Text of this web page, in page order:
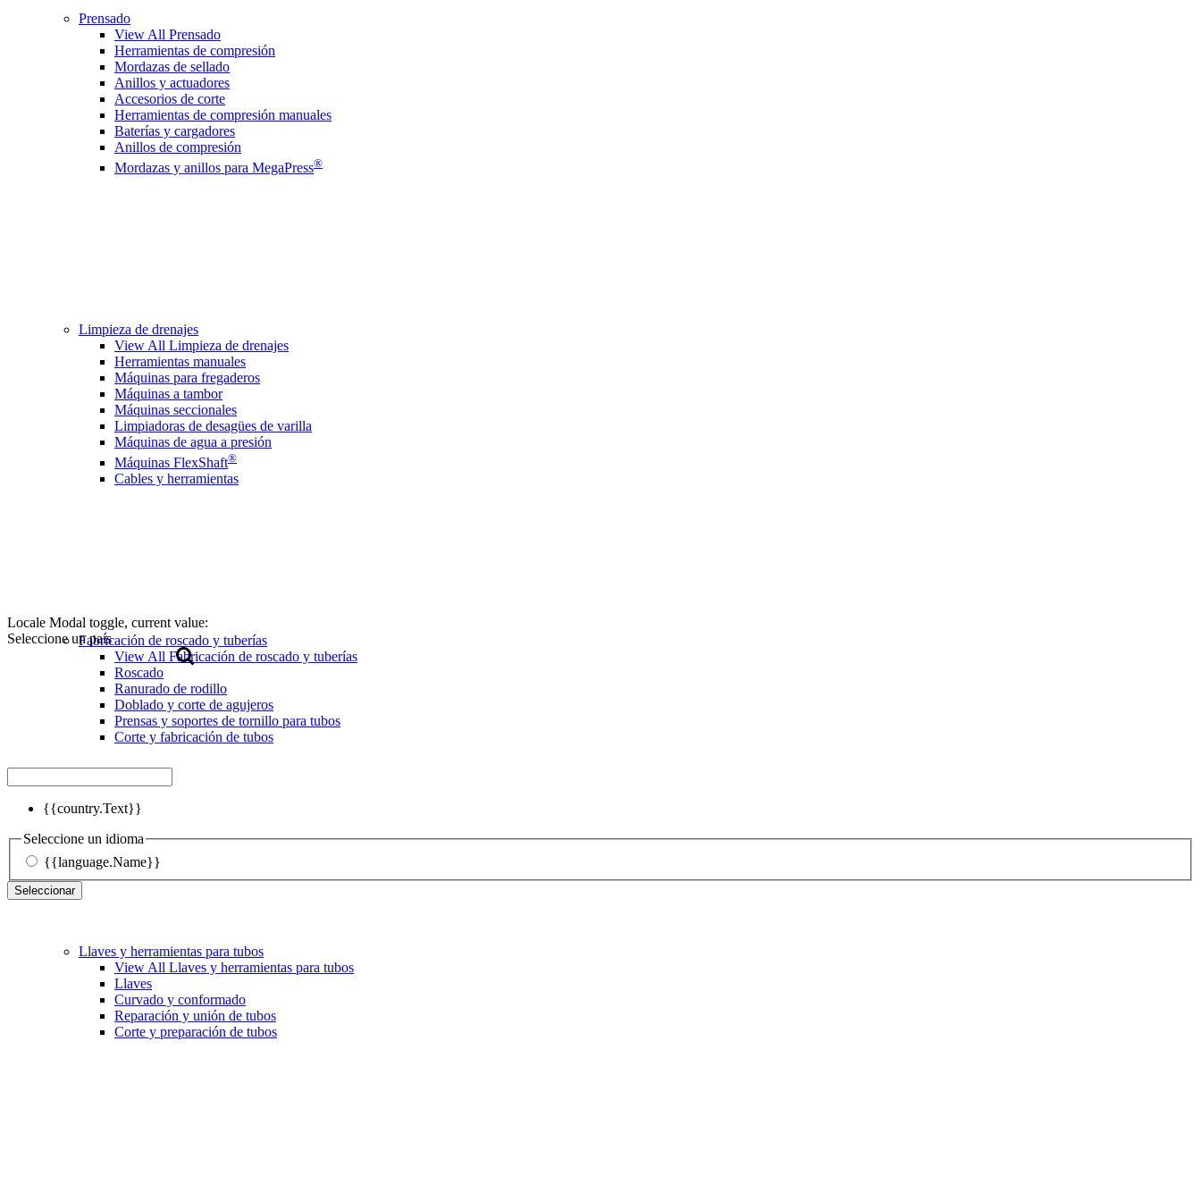
Locale Modal toggle, current value:
Seleccione un país
{{country.Text}}
Seleccione un idioma
{{language.Name}}
Seleccionar
Prensado
View All Prensado
Herramientas de compresión
Mordazas de sellado
Anillos y actuadores
Accesorios de corte
Herramientas de compresión manuales
Baterías y cargadores
Anillos de compresión
Mordazas y anillos para MegaPress®
Limpieza de drenajes
View All Limpieza de drenajes
Herramientas manuales
Máquinas para fregaderos
Máquinas a tambor
Máquinas seccionales
Limpiadoras de desagües de varilla
Máquinas de agua a presión
Máquinas FlexShaft®
Cables y herramientas
Fabricación de roscado y tuberías
View All Fabricación de roscado y tuberías
Roscado
Ranurado de rodillo
Doblado y corte de agujeros
Prensas y soportes de tornillo para tubos
Corte y fabricación de tubos
Llaves y herramientas para tubos
View All Llaves y herramientas para tubos
Llaves
Curvado y conformado
Reparación y unión de tubos
Corte y preparación de tubos